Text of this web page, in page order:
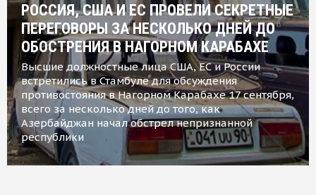
РОССИЯ, США И ЕС ПРОВЕЛИ СЕКРЕТНЫЕ
ПЕРЕГОВОРЫ ЗА НЕСКОЛЬКО ДНЕЙ ДО
ОБОСТРЕНИЯ В НАГОРНОМ КАРАБАХЕ
Высшие должностные лица США, ЕС и России
встретились в Стамбуле для обсуждения
противостояния в Нагорном Карабахе 17 сентября,
всего за несколько дней до того, как
Азербайджан начал обстрел непризнанной
республики